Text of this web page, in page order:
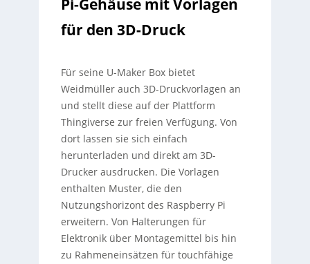
Pi-Gehäuse mit Vorlagen
für den 3D-Druck
Für seine U-Maker Box bietet
Weidmüller auch 3D-Druckvorlagen an
und stellt diese auf der Plattform
Thingiverse zur freien Verfügung. Von
dort lassen sie sich einfach
herunterladen und direkt am 3D-
Drucker ausdrucken. Die Vorlagen
enthalten Muster, die den
Nutzungshorizont des Raspberry Pi
erweitern. Von Halterungen für
Elektronik über Montagemittel bis hin
zu Rahmeneinsätzen für touchfähige